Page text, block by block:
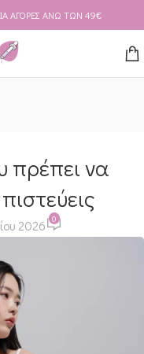
ΑΓΟΡΕΣ ΑΝΩ ΤΩΝ 49€
πρέπει να
2026 0